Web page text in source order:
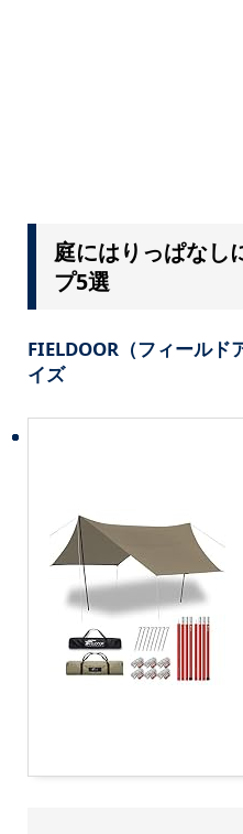
庭にはりっぱなし
プ5選
FIELDOOR（フィール
イズ